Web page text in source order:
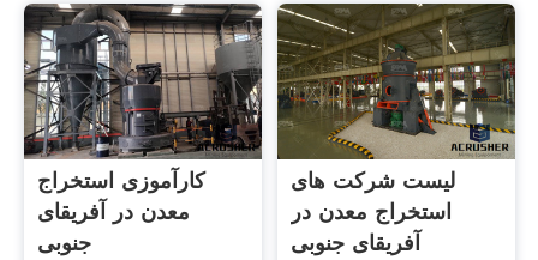
کارآموزی استخراج
معدن در آفریقای
جنوبی
لیست شرکت های
استخراج معدن در
آفریقای جنوبی